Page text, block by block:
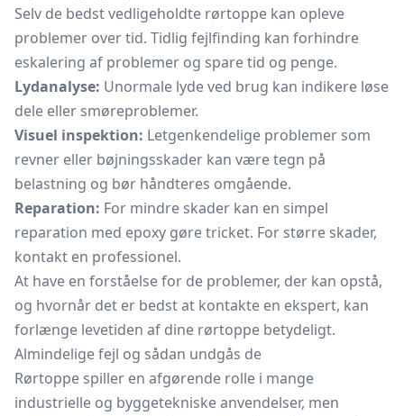
Selv de bedst vedligeholdte rørtoppe kan opleve
problemer over tid. Tidlig fejlfinding kan forhindre
eskalering af problemer og spare tid og penge.
Lydanalyse: Unormale lyde ved brug kan indikere løse
dele eller smøreproblemer.
Visuel inspektion: Letgenkendelige problemer som
revner eller bøjningsskader kan være tegn på
belastning og bør håndteres omgående.
Reparation: For mindre skader kan en simpel
reparation med epoxy gøre tricket. For større skader,
kontakt en professionel.
At have en forståelse for de problemer, der kan opstå,
og hvornår det er bedst at kontakte en ekspert, kan
forlænge levetiden af dine rørtoppe betydeligt.
Almindelige fejl og sådan undgås de
Rørtoppe spiller en afgørende rolle i mange
industrielle og byggetekniske anvendelser, men